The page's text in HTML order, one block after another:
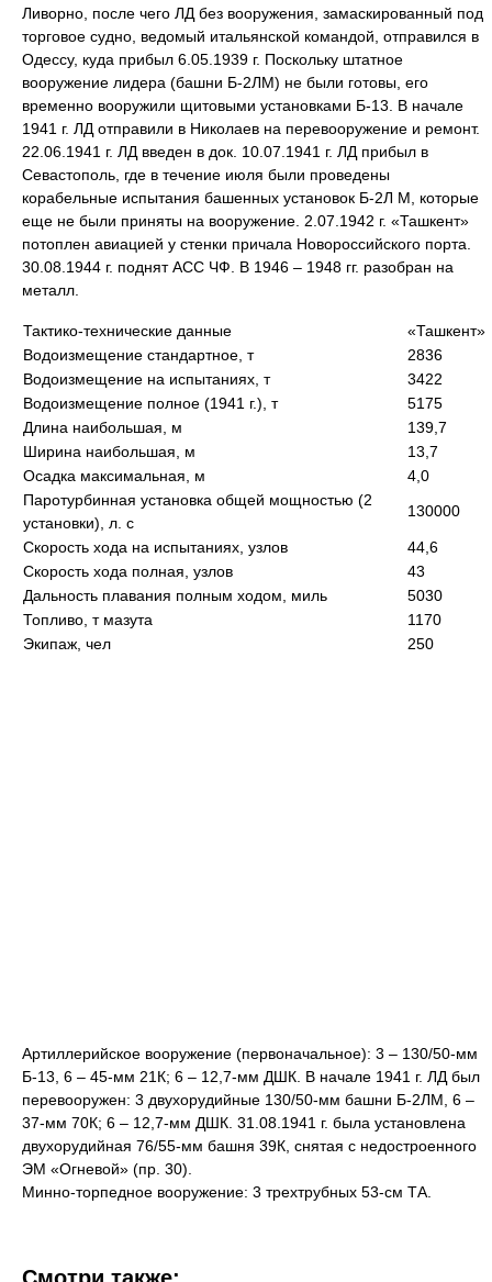
Ливорно, после чего ЛД без вооружения, замаскированный под
торговое судно, ведомый итальянской командой, отправился в
Одессу, куда прибыл 6.05.1939 г. Поскольку штатное
вооружение лидера (башни Б-2ЛМ) не были готовы, его
временно вооружили щитовыми установками Б-13. В начале
1941 г. ЛД отправили в Николаев на перевооружение и ремонт.
22.06.1941 г. ЛД введен в док. 10.07.1941 г. ЛД прибыл в
Севастополь, где в течение июля были проведены
корабельные испытания башенных установок Б-2Л М, которые
еще не были приняты на вооружение. 2.07.1942 г. «Ташкент»
потоплен авиацией у стенки причала Новороссийского порта.
30.08.1944 г. поднят АСС ЧФ. В 1946 – 1948 гг. разобран на
металл.
Тактико-технические данные
«Ташкент»
Водоизмещение стандартное, т
2836
Водоизмещение на испытаниях, т
3422
Водоизмещение полное (1941 г.), т
5175
Длина наибольшая, м
139,7
Ширина наибольшая, м
13,7
Осадка максимальная, м
4,0
Паротурбинная установка общей мощностью (2
установки), л. с
130000
Скорость хода на испытаниях, узлов
44,6
Скорость хода полная, узлов
43
Дальность плавания полным ходом, миль
5030
Топливо, т мазута
1170
Экипаж, чел
250
Артиллерийское вооружение (первоначальное): 3 – 130/50-мм
Б-13, 6 – 45-мм 21К; 6 – 12,7-мм ДШК. В начале 1941 г. ЛД был
перевооружен: 3 двухорудийные 130/50-мм башни Б-2ЛМ, 6 –
37-мм 70К; 6 – 12,7-мм ДШК. 31.08.1941 г. была установлена
двухорудийная 76/55-мм башня 39К, снятая с недостроенного
ЭМ «Огневой» (пр. 30).
Минно-торпедное вооружение: 3 трехтрубных 53-см ТА.